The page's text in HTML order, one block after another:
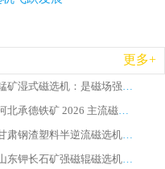
更多+
锰矿湿式磁选机：是磁场强度越高分选效果越好吗
河北承德铁矿 2026 主流磁选机龙头怎么挑？华体会手机网页版-华体会(中国) 选型实操技巧真实项目解析
甘肃钢渣塑料半逆流磁选机选购指南：靠谱厂家怎么选?行业口碑品牌推荐
山东钾长石矿强磁辊磁选机选购，怎样分辨优质厂家？靠谱行业品牌都在这吗